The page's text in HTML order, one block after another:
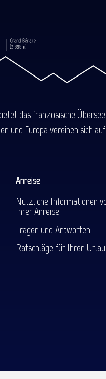
das französische
und Europa vereinen sich
Anreise
Nützliche Informationen
Ihrer Anreise
Fragen und Antworten
Ratschläge für Ihren